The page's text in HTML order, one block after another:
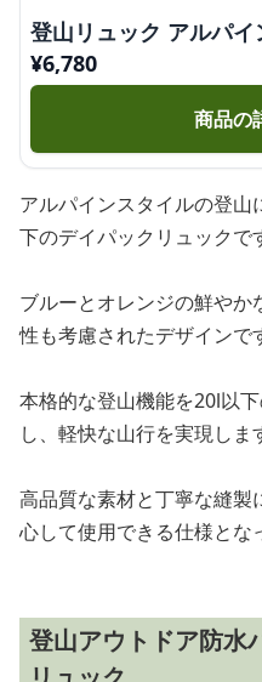
登山リュック アルパ
¥6,780
商品の
アルパインスタイルの登
下のデイパックリュックで
ブルーとオレンジの鮮や
性も考慮されたデザインで
本格的な登山機能を20l以
し、軽快な山行を実現しま
高品質な素材と丁寧な縫
心して使用できる仕様とな
登山アウトドア防水